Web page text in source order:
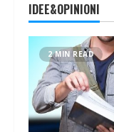
IDEE&OPINIONI
2 MIN READ